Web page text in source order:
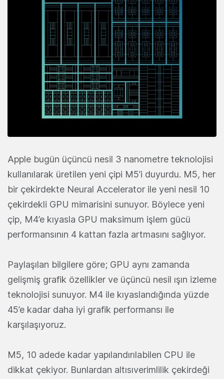
Apple bugün üçüncü nesil 3 nanometre teknolojisi
kullanılarak üretilen yeni çipi M5’i duyurdu. M5, her
bir çekirdekte Neural Accelerator ile yeni nesil 10
çekirdekli GPU mimarisini sunuyor. Böylece yeni
çip, M4’e kıyasla GPU maksimum işlem gücü
performansının 4 kattan fazla artmasını sağlıyor.
Paylaşılan bilgilere göre; GPU aynı zamanda
gelişmiş grafik özellikler ve üçüncü nesil ışın izleme
teknolojisi sunuyor. M4 ile kıyaslandığında yüzde
45’e kadar daha iyi grafik performansı ile
karşılaşıyoruz.
M5, 10 adede kadar yapılandırılabilen CPU ile
dikkat çekiyor. Bunlardan altısıverimlilik çekirdeği